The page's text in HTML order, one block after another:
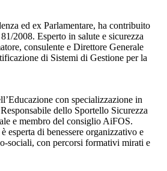
ed ex Parlamentare, ha contribuito
2008. Esperto in salute e sicurezza
consulente e Direttore Generale
di Sistemi di Gestione per la
con specializzazione in
dello Sportello Sicurezza
e membro del consiglio AiFOS.
esperta di benessere organizzativo e
sociali, con percorsi formativi mirati e